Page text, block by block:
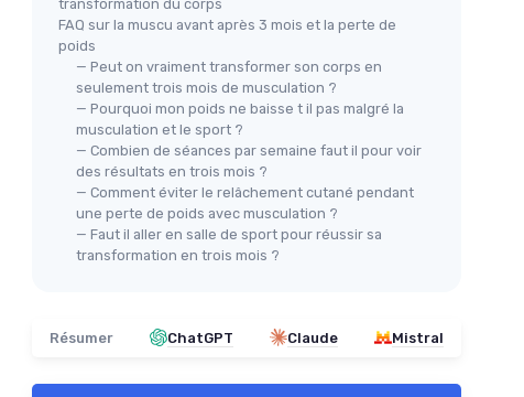
transformation du corps
FAQ sur la muscu avant après 3 mois et la perte de
poids
— Peut on vraiment transformer son corps en
seulement trois mois de musculation ?
— Pourquoi mon poids ne baisse t il pas malgré la
musculation et le sport ?
— Combien de séances par semaine faut il pour voir
des résultats en trois mois ?
— Comment éviter le relâchement cutané pendant
une perte de poids avec musculation ?
— Faut il aller en salle de sport pour réussir sa
transformation en trois mois ?
Résumer ChatGPT Claude Mistral